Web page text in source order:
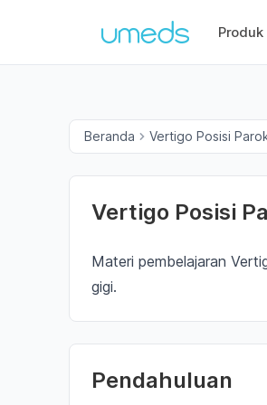
Produk
Beranda Vertigo Posisi
Vertigo Posisi
Materi pembelajaran
gigi.
Pendahuluan